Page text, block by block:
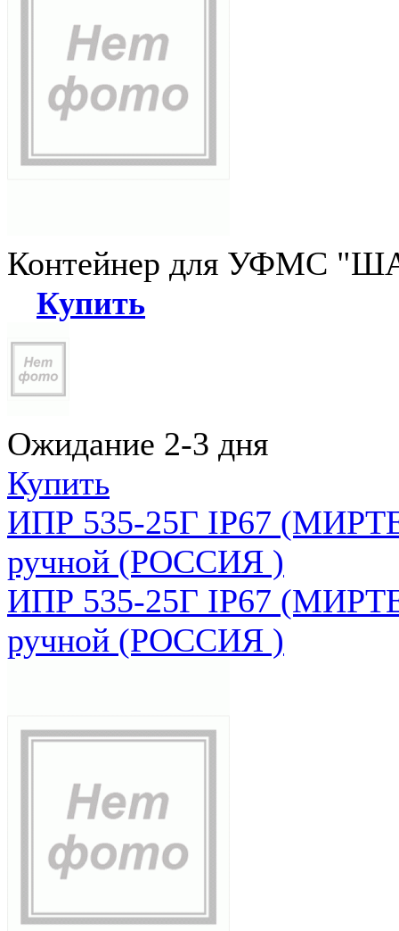
Контейнер для УФМС
Купить
Ожидание 2-3 дня
Купить
ИПР 535-25Г IP67
ручной (РОССИЯ )
ИПР 535-25Г IP67
ручной (РОССИЯ )